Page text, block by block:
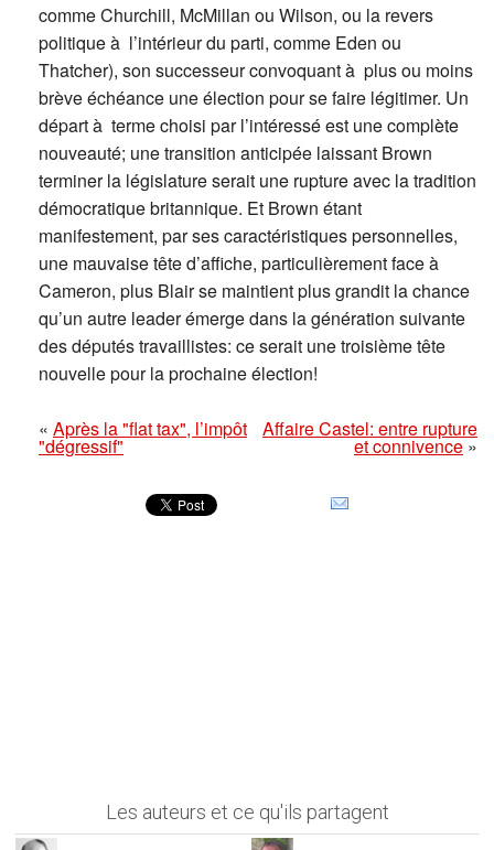
comme Churchill, McMillan ou Wilson, ou la revers
politique à l’intérieur du parti, comme Eden ou
Thatcher), son successeur convoquant à plus ou moins
brève échéance une élection pour se faire légitimer. Un
départ à terme choisi par l’intéressé est une complète
nouveauté; une transition anticipée laissant Brown
terminer la législature serait une rupture avec la tradition
démocratique britannique. Et Brown étant
manifestement, par ses caractéristiques personnelles,
une mauvaise tête d’affiche, particulièrement face à
Cameron, plus Blair se maintient plus grandit la chance
qu’un autre leader émerge dans la génération suivante
des députés travaillistes: ce serait une troisième tête
nouvelle pour la prochaine élection!
« Après la "flat tax", l’impôt
"dégressif"
Affaire Castel: entre rupture
et connivence»
Les auteurs et ce qu'ils partagent